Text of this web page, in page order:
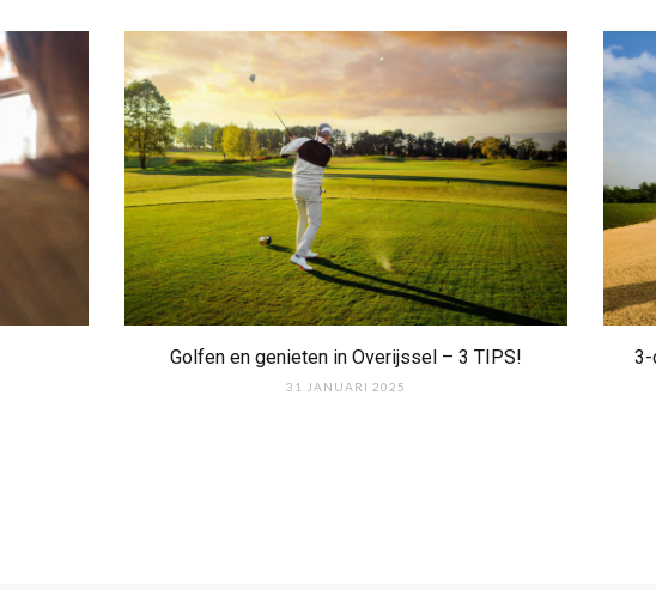
Golfen en genieten in Overijssel – 3 TIPS!
31 JANUARI 2025
3-